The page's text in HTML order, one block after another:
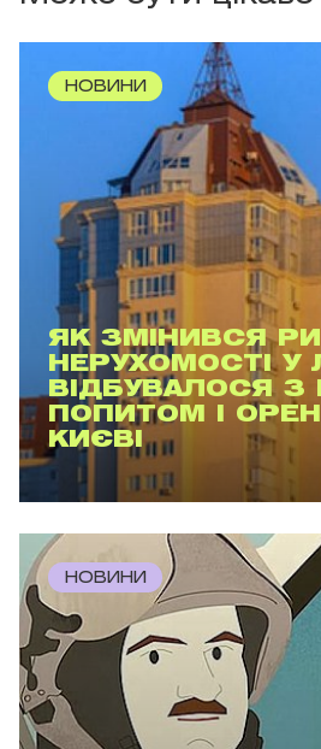
НОВИНИ
ЯК ЗМІНИВСЯ
НЕРУХОМОСТІ У
ВІДБУВАЛОСЯ З
ПОПИТОМ І
КИЄВІ
НОВИНИ